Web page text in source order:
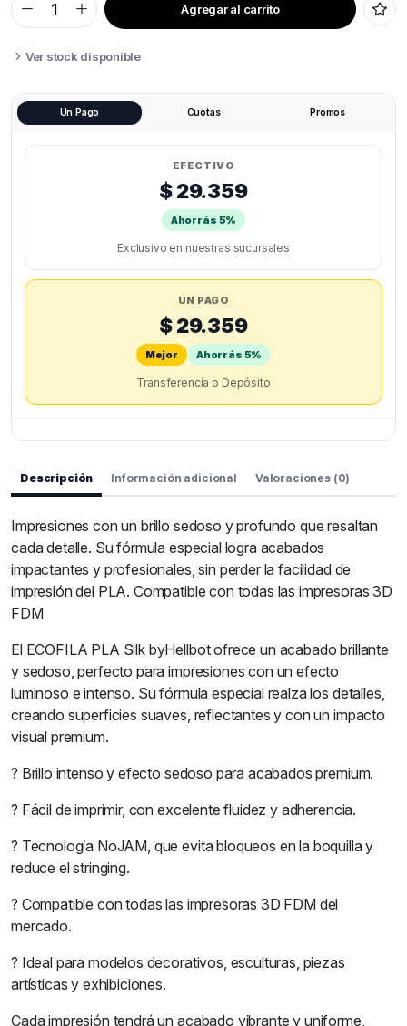
ECOFILA
HELLBOT
SILK
1KG
Agregar al carrito
Ver stock disponible
Un Pago Cuotas Promos
EFECTIVO
$ 29.359
Ahorrás 5%
Exclusivo en nuestras sucursales
UN PAGO
$ 29.359
Mejor Ahorrás 5%
Transferencia o Depósito
Descripción Información adicional Valoraciones (0)
Impresiones con un brillo sedoso y profundo que resaltan
cada detalle. Su fórmula especial logra acabados
impactantes y profesionales, sin perder la facilidad de
impresión del PLA. Compatible con todas las impresoras 3D
FDM
El ECOFILA PLA Silk byHellbot ofrece un acabado brillante
y sedoso, perfecto para impresiones con un efecto
luminoso e intenso. Su fórmula especial realza los detalles,
creando superficies suaves, reflectantes y con un impacto
visual premium.
? Brillo intenso y efecto sedoso para acabados premium.
? Fácil de imprimir, con excelente fluidez y adherencia.
? Tecnología NoJAM, que evita bloqueos en la boquilla y
reduce el stringing.
? Compatible con todas las impresoras 3D FDM del
mercado.
? Ideal para modelos decorativos, esculturas, piezas
artísticas y exhibiciones.
Cada impresión tendrá un acabado vibrante y uniforme,